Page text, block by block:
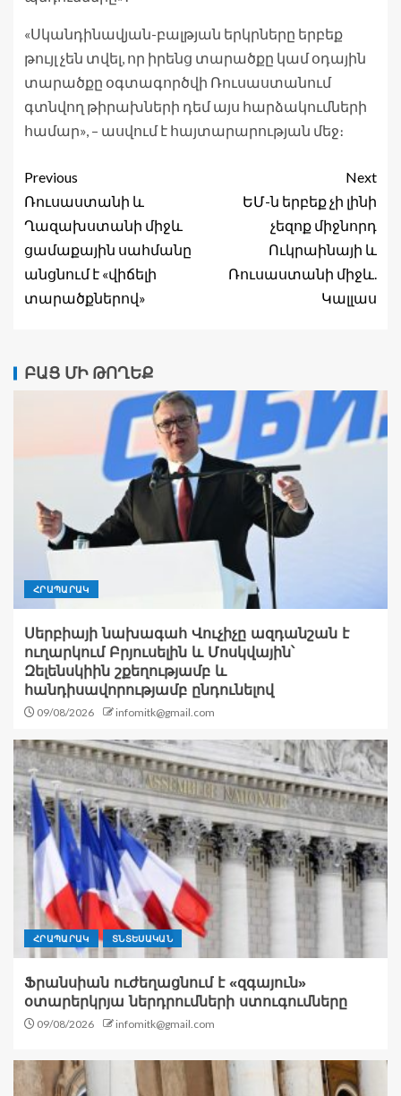
«Սկանդինավյան-բալթյան երկրները երբեք
թույլ չեն տվել, որ իրենց տարածքը կամ օդային
տարածքը օգտագործվի Ռուսաստանում
գտնվող թիրախների դեմ այս հարձակումների
համար», – ասվում է հայտարարության մեջ։
Previous
Ռուսաստանի և
Ղազախստանի միջև
ցամաքային սահմանը
անցնում է «վիճելի
տարածքներով»
Next
ԵՄ-ն երբեք չի լինի
չեզոք միջնորդ
Ուկրաինայի և
Ռուսաստանի միջև.
Կալլաս
ԲԱՑ ՄԻ ԹՈՂԵՔ
ՀՐԱՊԱՐԱԿ
Սերբիայի նախագահ Վուչիչը ազդանշան է
ուղարկում Բրյուսելին և Մոսկվային՝
Զելենսկիին շքեղությամբ և
հանդիսավորությամբ ընդունելով
09/08/2026 infomitk@gmail.com
ՀՐԱՊԱՐԱԿ ՏՆՏԵՍԱԿԱՆ
Ֆրանսիան ուժեղացնում է «զգայուն»
օտարերկրյա ներդրումների ստուգումները
09/08/2026 infomitk@gmail.com